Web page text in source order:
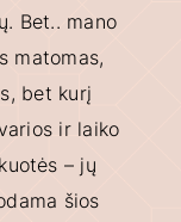
Bet.. mano
matomas,
bet kurį
ir laiko
– jų
šios